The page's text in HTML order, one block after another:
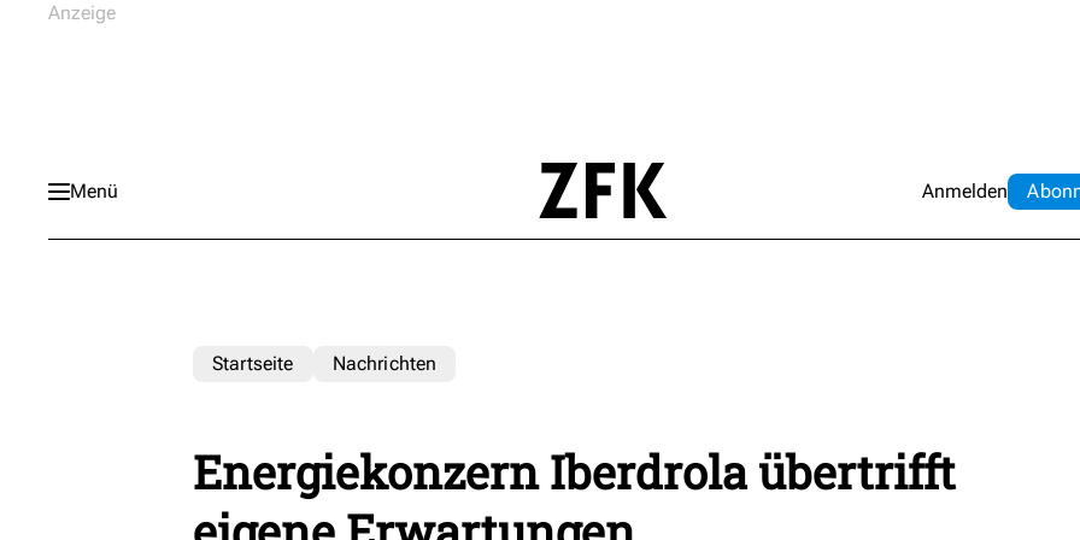
Menü Anmelden Abo
Startseite Nachrichten
Energiekonzern Iberdrola übertrifft